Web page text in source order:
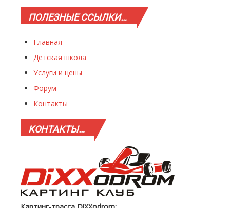
ПОЛЕЗНЫЕССЫЛКИ…
Главная
Детская школа
Услуги и цены
Форум
Контакты
КОНТАКТЫ…